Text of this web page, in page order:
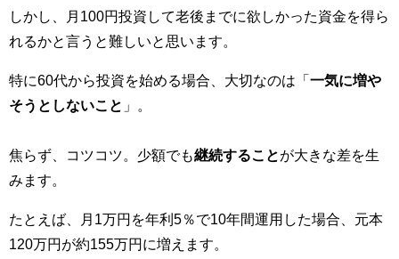
しかし、月100円投資して老後までに欲しかった資金を得ら
れるかと言うと難しいと思います。
特に60代から投資を始める場合、大切なのは「 一気に増や
そうとしないこと 」。
焦らず、コツコツ。少額でも継続することが大きな差を生
みます。
たとえば、月1万円を年利5％で10年間運用した場合、元本
120万円が約155万円に増えます。